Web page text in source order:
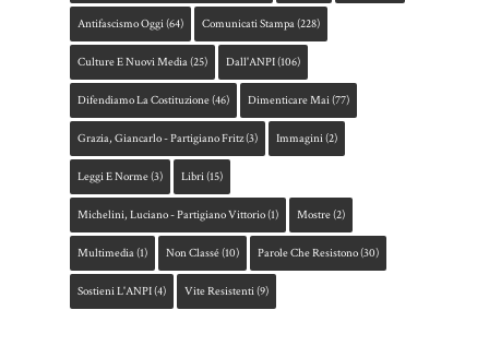
Antifascismo Oggi(64) Comunicati Stampa(228)
Culture E Nuovi Media(25) Dall'ANPI(106)
Difendiamo La Costituzione(46) Dimenticare Mai(77)
Grazia, Giancarlo - Partigiano Fritz(3) Immagini(2)
Leggi E Norme(3) Libri(15)
Michelini, Luciano - Partigiano Vittorio(1) Mostre(2)
Multimedia(1) Non Classé(10) Parole Che Resistono(30)
Sostieni L'ANPI(4) Vite Resistenti(9)